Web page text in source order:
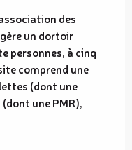
des
un dortoir
personnes, à cinq
comprend une
(dont une
une PMR),